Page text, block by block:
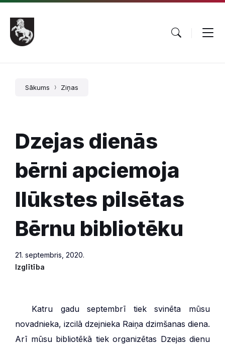
Pāriet
saturu
Skip
main
navigation
Skip
footer
Sākums Ziņas
Dzejas dienās
bērni apciemoja
Ilūkstes pilsētas
Bērnu bibliotēku
21. septembris, 2020.
Izglītība
Katru gadu septembrī tiek svinēta mūsu
novadnieka, izcilā dzejnieka Raiņa dzimšanas diena.
Arī mūsu bibliotēkā tiek organizētas Dzejas dienu